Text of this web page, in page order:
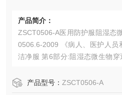
产品简介：
ZSCT0506-A医用防护服阻湿态
0506.6-2009 《病人、医护人员
洁净服 第6部分:阻湿态微生物穿
产品型号： ZSCT0506-A